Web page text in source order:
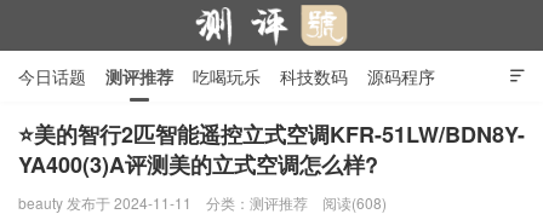
测评号

今日话题 测评推荐 吃喝玩乐 科技数码 源码程序
行业产品 在线投稿 隐私政策
⭐美的智行2匹智能遥控立式空调KFR-51LW/BDN8Y-
YA400(3)A评测美的立式空调怎么样?
beauty 发布于 2024-11-11 分类： 测评推荐 阅读(608)